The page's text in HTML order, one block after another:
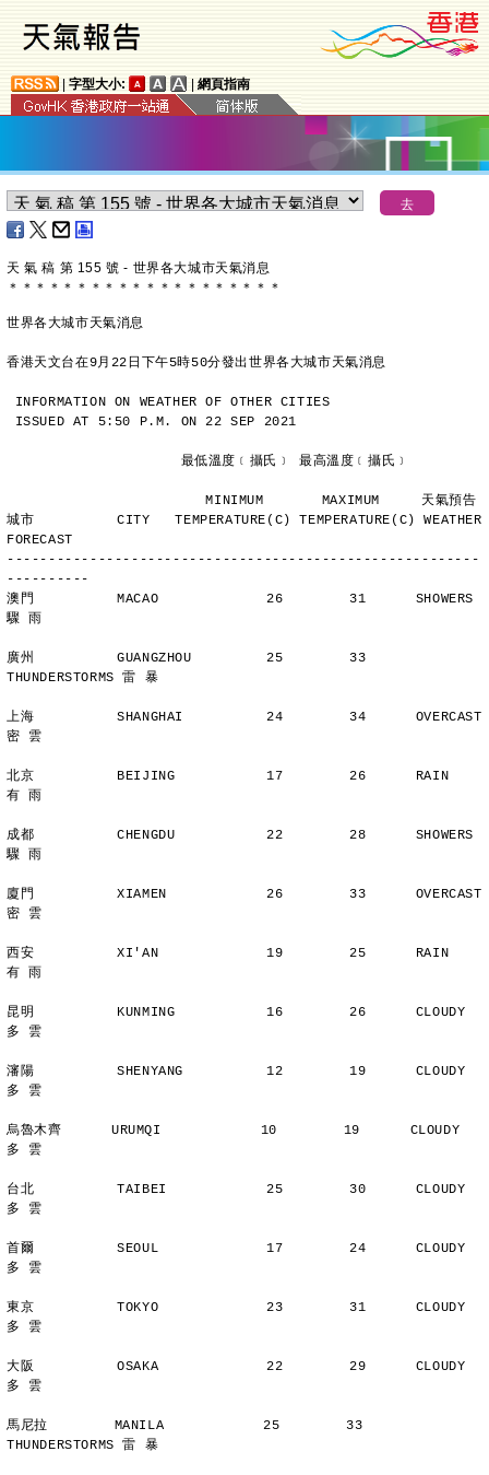
字型大小: 網頁指南
天 氣 稿 第 155 號 - 世界各大城市天氣消息
＊ ＊ ＊ ＊ ＊ ＊ ＊ ＊ ＊ ＊ ＊ ＊ ＊ ＊ ＊ ＊ ＊ ＊ ＊ ＊
世界各大城市天氣消息
香港天文台在9月22日下午5時50分發出世界各大城市天氣消息
INFORMATION ON WEATHER OF OTHER CITIES
ISSUED AT 5:50 P.M. ON 22 SEP 2021
                     最低溫度﹝攝氏﹞ 最高溫度﹝攝氏﹞
                        MINIMUM       MAXIMUM     天氣預告
城市          CITY   TEMPERATURE(C) TEMPERATURE(C) WEATHER
FORECAST
---------------------------------------------------------
----------
澳門          MACAO             26        31      SHOWERS
驟 雨
廣州          GUANGZHOU         25        33
THUNDERSTORMS 雷 暴
上海          SHANGHAI          24        34      OVERCAST
密 雲
北京          BEIJING           17        26      RAIN
有 雨
成都          CHENGDU           22        28      SHOWERS
驟 雨
廈門          XIAMEN            26        33      OVERCAST
密 雲
西安          XI'AN             19        25      RAIN
有 雨
昆明          KUNMING           16        26      CLOUDY
多 雲
瀋陽          SHENYANG          12        19      CLOUDY
多 雲
烏魯木齊      URUMQI            10        19      CLOUDY
多 雲
台北          TAIBEI            25        30      CLOUDY
多 雲
首爾          SEOUL             17        24      CLOUDY
多 雲
東京          TOKYO             23        31      CLOUDY
多 雲
大阪          OSAKA             22        29      CLOUDY
多 雲
馬尼拉        MANILA            25        33
THUNDERSTORMS 雷 暴